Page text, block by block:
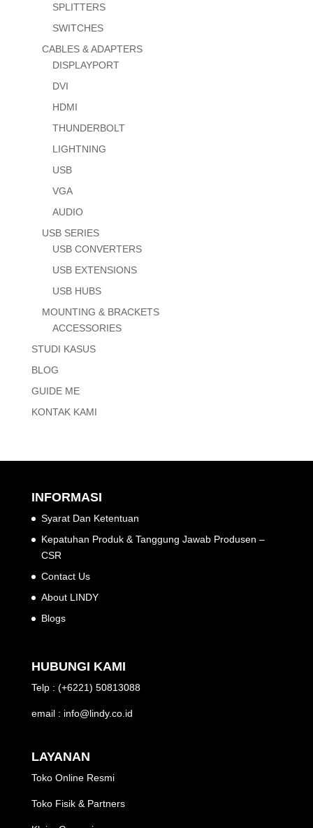
SPLITTERS
SWITCHES
CABLES & ADAPTERS
DISPLAYPORT
DVI
HDMI
THUNDERBOLT
LIGHTNING
USB
VGA
AUDIO
USB SERIES
USB CONVERTERS
USB EXTENSIONS
USB HUBS
MOUNTING & BRACKETS
ACCESSORIES
STUDI KASUS
BLOG
GUIDE ME
KONTAK KAMI
INFORMASI
Syarat Dan Ketentuan
Kepatuhan Produk & Tanggung Jawab Produsen –
CSR
Contact Us
About LINDY
Blogs
HUBUNGI KAMI
Telp : (+6221) 50813088
email : info@lindy.co.id
LAYANAN
Toko Online Resmi
Toko Fisik & Partners